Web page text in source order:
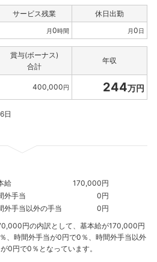
サービス残業 休日出勤
月0時間 月0日
賞与(ボーナス)
合計
年収
400,000円 244万円
日
給
170,000円
外手当
0円
外手当以外の手当
0円
円の内訳として、基本給が170,000円
、時間外手当が0円で0％、時間外手当以外
0円で0％となっています。